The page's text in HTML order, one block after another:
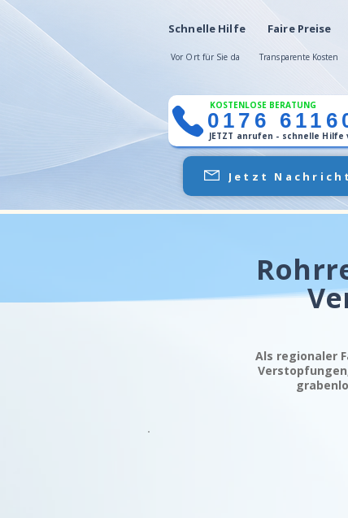
Schnelle Hilfe
Vor Ort für Sie da
Faire Preise
Transparente Kosten
0176
KOSTENLOSE BERATUNG
JETZT anrufen - schnelle Hilfe
Jetzt
Als regionaler